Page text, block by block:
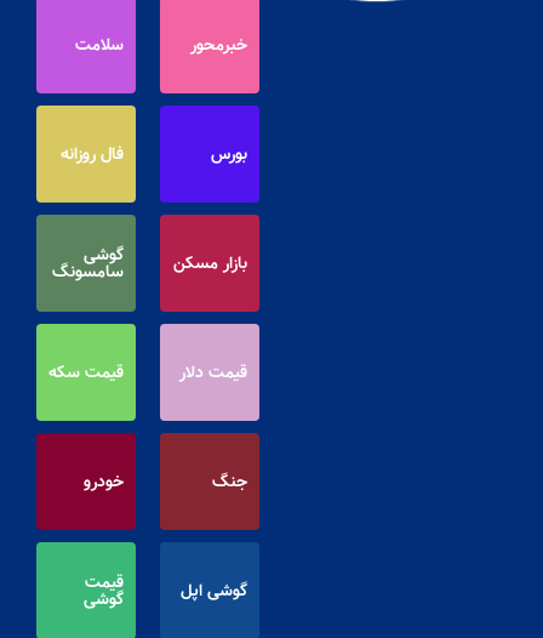
خبرمحور سلامت
بورس فال روزانه
بازار مسکن گوشی
سامسونگ
قیمت دلار قیمت سکه
جنگ خودرو
گوشی اپل قیمت
گوشی